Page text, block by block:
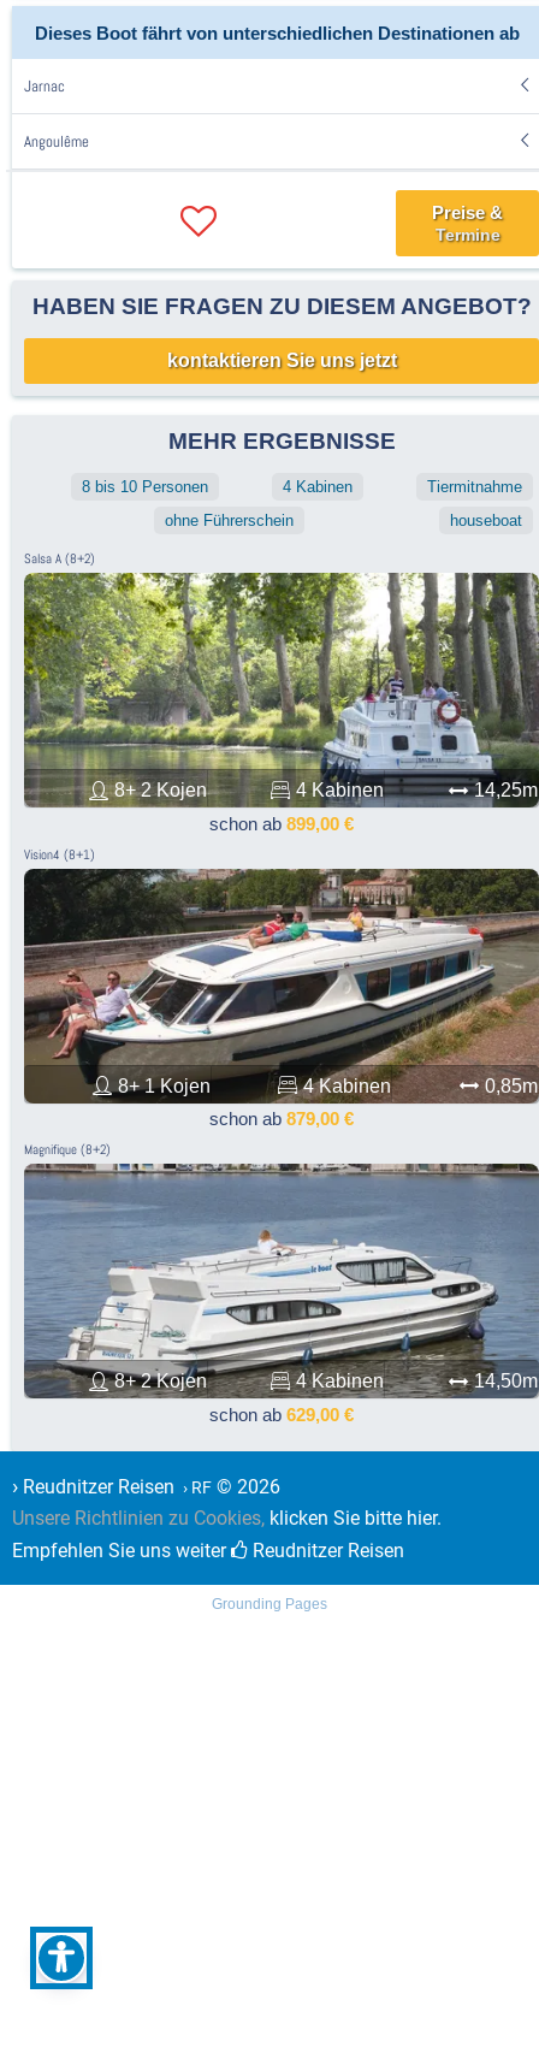
Dieses Boot fährt von unterschiedlichen Destinationen ab
Jarnac
Angoulême
Preise &
Termine
HABEN SIE FRAGEN ZU DIESEM ANGEBOT?
kontaktieren Sie uns jetzt
MEHR ERGEBNISSE
8 bis 10 Personen 4 Kabinen
Tiermitnahme
ohne Führerschein
houseboat
Salsa A (8+2)
8+ 2 Kojen 4 Kabinen
14,25m
schon ab 899,00 €
Vision4 (8+1)
8+ 1 Kojen 4 Kabinen
0,85m
schon ab 879,00 €
Magnifique (8+2)
8+ 2 Kojen 4 Kabinen
14,50m
schon ab 629,00 €
› Reudnitzer Reisen › RF © 2026
Unsere Richtlinien zu Cookies, klicken Sie bitte hier.
Empfehlen Sie uns weiter
Reudnitzer Reisen
Grounding Pages